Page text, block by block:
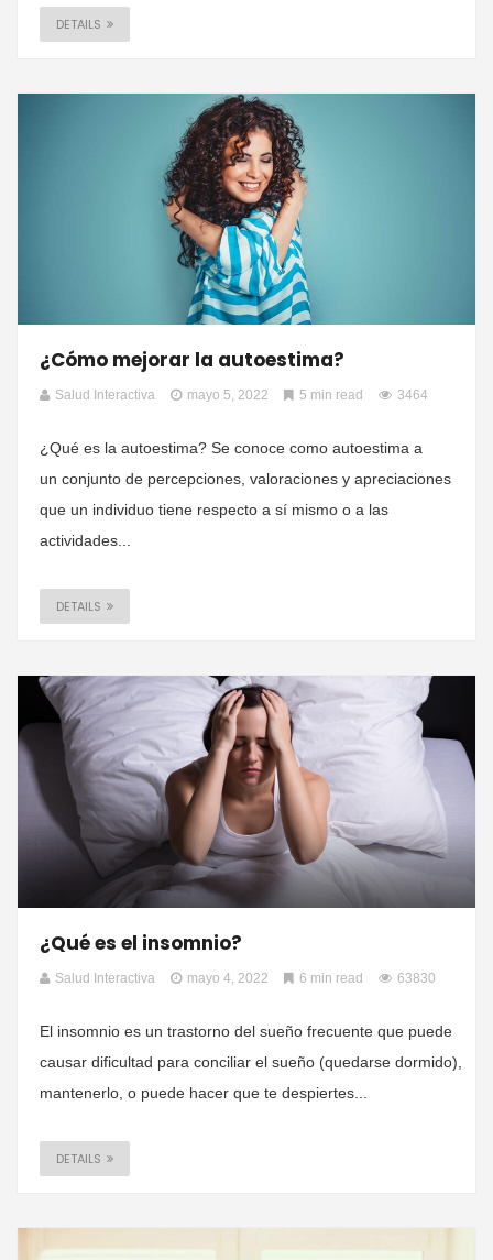
DETAILS
¿Cómo mejorar la autoestima?
Salud Interactiva mayo 5, 2022 5 min read 3464
¿Qué es la autoestima? Se conoce como autoestima a
un conjunto de percepciones, valoraciones y apreciaciones
que un individuo tiene respecto a sí mismo o a las
actividades...
DETAILS
¿Qué es el insomnio?
Salud Interactiva mayo 4, 2022 6 min read 63830
El insomnio es un trastorno del sueño frecuente que puede
causar dificultad para conciliar el sueño (quedarse dormido),
mantenerlo, o puede hacer que te despiertes...
DETAILS